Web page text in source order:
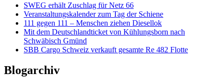
SWEG erhält Zuschlag für Netz 66
Veranstaltungskalender zum Tag der Schiene
111 gegen 111 – Menschen ziehen Diesellok
Mit dem Deutschlandticket von Kühlungsborn nach
Schwäbisch Gmünd
SBB Cargo Schweiz verkauft gesamte Re 482 Flotte
Blogarchiv